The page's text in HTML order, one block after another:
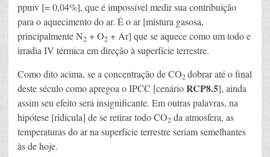
ppmv [= 0,04%], que é impossível medir sua contribuição
para o aquecimento do ar. É o ar [mistura gasosa,
principalmente N2 + O2 + Ar] que se aquece como um todo e
irradia IV térmica em direção à superfície terrestre.
Como dito acima, se a concentração de CO2dobrar até o final
deste século como apregoa o IPCC [cenárioRCP8.5], ainda
assim seu efeito será insignificante. Em outras palavras, na
hipótese [ridícula] de se retirar todo CO2 da atmosfera, as
temperaturas do ar na superfície terrestre seriam semelhantes
às de hoje.